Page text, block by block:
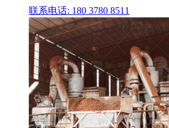
联系电话: 180 3780 8511